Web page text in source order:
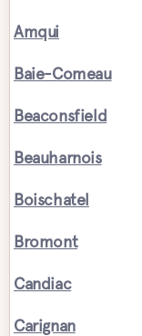
Amqui
Baie-Comeau
Beaconsfield
Beauharnois
Boischatel
Bromont
Candiac
Carignan